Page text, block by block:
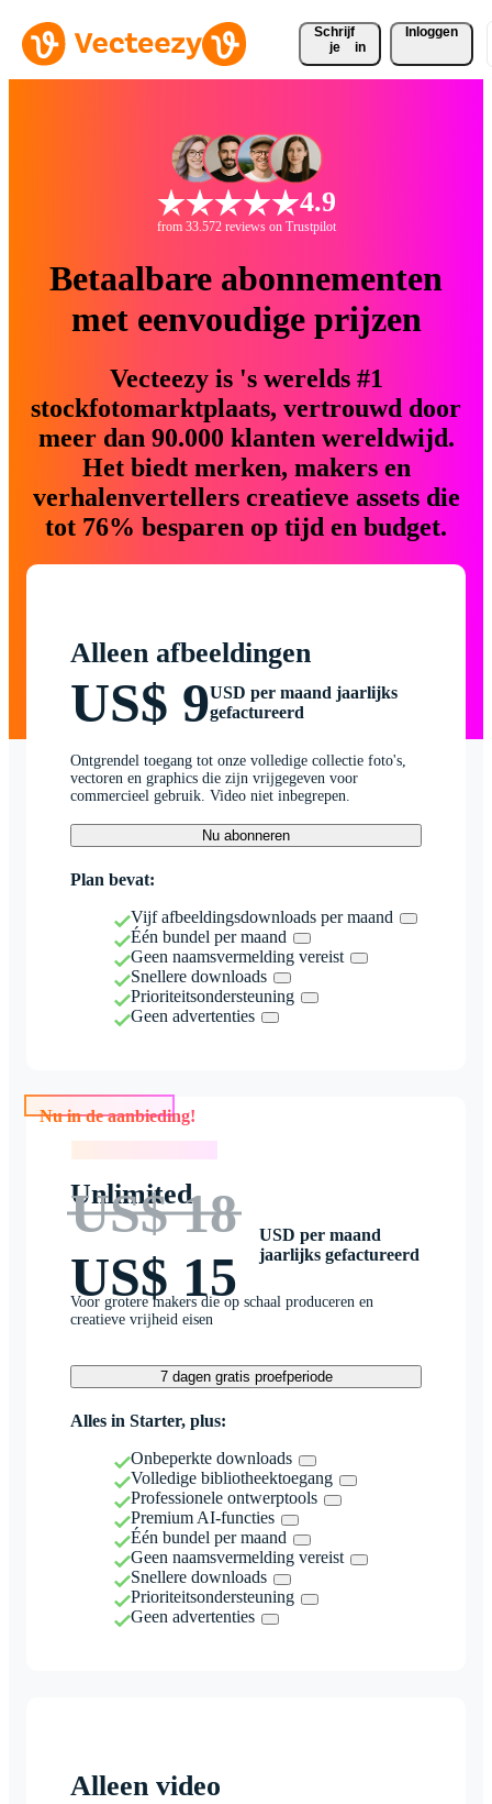
Schrijf
je
in
Inloggen
4.9
from 33.572 reviews on Trustpilot
Betaalbare abonnementen
met eenvoudige prijzen
Vecteezy is 's werelds #1
stockfotomarktplaats, vertrouwd door
meer dan 90.000 klanten wereldwijd.
Het biedt merken, makers en
verhalenvertellers creatieve assets die
tot 76% besparen op tijd en budget.
Alleen afbeeldingen
US$ 9USD per maand jaarlijks
gefactureerd
Ontgrendel toegang tot onze volledige collectie foto's,
vectoren en graphics die zijn vrijgegeven voor
commercieel gebruik. Video niet inbegrepen.
Nu abonneren
Plan bevat:
Vijf afbeeldingsdownloads per maand
Één bundel per maand
Geen naamsvermelding vereist
Snellere downloads
Prioriteitsondersteuning
Geen advertenties
Nu in de aanbieding!
Unlimited
US$ 18
US$ 15
USD per maand
jaarlijks gefactureerd
Voor grotere makers die op schaal produceren en
creatieve vrijheid eisen
7 dagen gratis proefperiode
Alles in Starter, plus:
Onbeperkte downloads
Volledige bibliotheektoegang
Professionele ontwerptools
Premium AI-functies
Één bundel per maand
Geen naamsvermelding vereist
Snellere downloads
Prioriteitsondersteuning
Geen advertenties
Alleen video